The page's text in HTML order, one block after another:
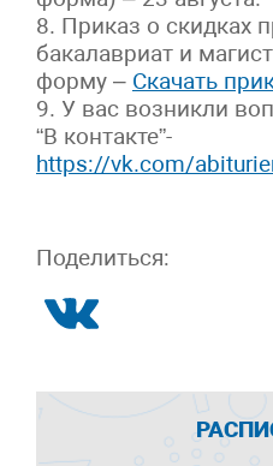
8. Приказ о скидках
бакалавриат и
форму – Скачать
9. У вас возникли
“В контакте”-
https://vk.com/
Поделиться: